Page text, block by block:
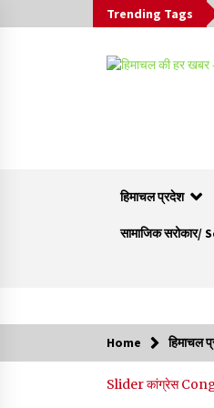
Trending Tags
हिमाचल प्रदेश
सामाजिक सरोकार/
Home हिमाचल
Sliderकांग्रेस